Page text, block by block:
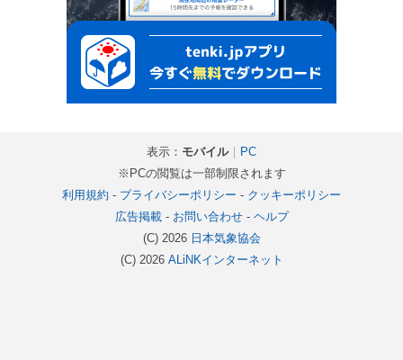
表示： モバイル｜ PC
※PCの閲覧は一部制限されます
利用規約 - プライバシーポリシー - クッキーポリシー
広告掲載- お問い合わせ- ヘルプ
(C) 2026 日本気象協会
(C) 2026 ALiNKインターネット